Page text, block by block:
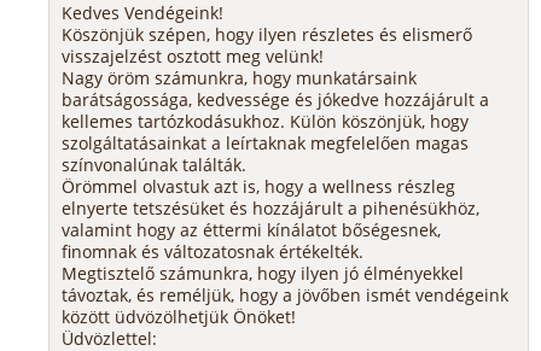
Kedves Vendégeink!
Köszönjük szépen, hogy ilyen részletes és elismerő
visszajelzést osztott meg velünk!
Nagy öröm számunkra, hogy munkatársaink
barátságossága, kedvessége és jókedve hozzájárult a
kellemes tartózkodásukhoz. Külön köszönjük, hogy
szolgáltatásainkat a leírtaknak megfelelően magas
színvonalúnak találták.
Örömmel olvastuk azt is, hogy a wellness részleg
elnyerte tetszésüket és hozzájárult a pihenésükhöz,
valamint hogy az éttermi kínálatot bőségesnek,
finomnak és változatosnak értékelték.
Megtisztelő számunkra, hogy ilyen jó élményekkel
távoztak, és reméljük, hogy a jövőben ismét vendégeink
között üdvözölhetjük Önöket!
Üdvözlettel: